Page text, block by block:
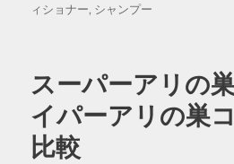
稿
テ
ィショナー, シャンプー
スーパーアリの
イパーアリの巣
比較